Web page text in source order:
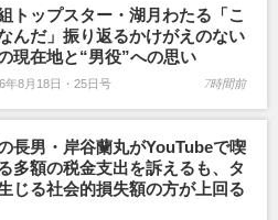
トップスター・湖月わたる「こ
んだ」振り返るかけがえのない
現在地と“男役”への思い
年8月18日・25日号 7時間前
長男・岸谷蘭丸がYouTubeで喫
多額の税金支出を訴えるも、タ
じる社会的損失額の方が上回る